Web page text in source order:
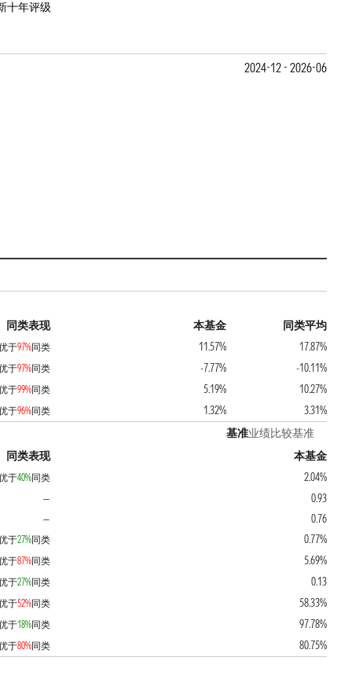
十年评级
2024-12 - 2026-06
同类表现 本基金
同类平均
于97%同类 11.57%
17.87%
于97%同类 -7.77%
-10.11%
于99%同类 5.19%
10.27%
于96%同类 1.32% 3.31%
基准业绩比较基准
同类表现
本基金
于40%同类
2.04%
—
0.93
—
0.76
于27%同类
0.77%
于87%同类
5.69%
于27%同类
0.13
于52%同类
58.33%
于18%同类
97.78%
于80%同类 80.75%